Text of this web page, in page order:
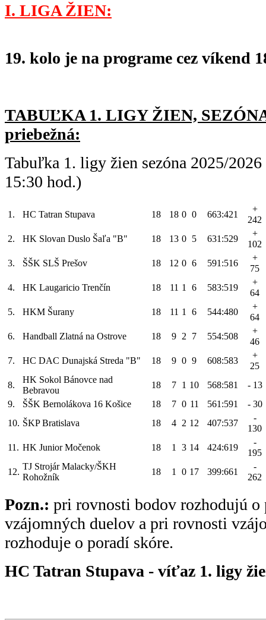
I. LIGA ŽIEN:
19. kolo je na programe cez víkend
TABUĽKA 1. LIGY ŽIEN,
priebežná:
Tabuľka 1. ligy žien sezóna 2025/
15:30 hod.)
1. HC Tatran Stupava 18 18 0 0 663:421
+
242
2.
HK Slovan Duslo Šaľa "B" 18 13 0 5 631:529
+
102
3.
ŠŠK SLŠ Prešov 18 12 0 6 591:516
+
75
4.
HK Laugaricio Trenčín 18 11 1 6 583:519
+
64
5.
HKM Šurany 18 11 1 6 544:480
+
64
6.
Handball Zlatná na Ostrove 18 9 2 7 554:508
+
46
7.
HC DAC Dunajská Streda "B" 18 9 0 9 608:583
+
25
8.
HK Sokol Bánovce nad
Bebravou
18 7 1 10 568:581
- 13
9.
ŠŠK Bernolákova 16 Košice 18 7 0 11 561:591
- 30
10. ŠKP Bratislava 18 4 2 12 407:537
-
130
11. HK Junior Močenok 18 1 3 14 424:619
-
195
12.
TJ Strojár Malacky/ŠKH
Rohožník
18 1 0 17 399:661
-
262
Pozn.: pri rovnosti bodov rozhodujú o
vzájomných duelov a pri rovnosti
rozhoduje o poradí skóre.
HC Tatran Stupava - víťaz 1. ligy